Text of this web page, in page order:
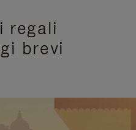
regali
brevi